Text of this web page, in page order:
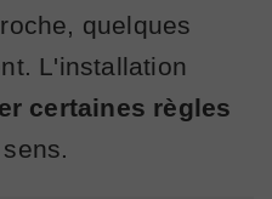
quelques
L'installation
certaines règles